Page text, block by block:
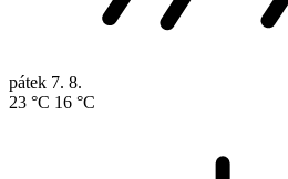
pátek 7. 8.
23 °C 16 °C